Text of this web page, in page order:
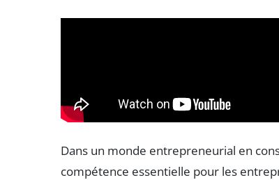
Dans un monde entrepreneurial en
compétence essentielle pour les